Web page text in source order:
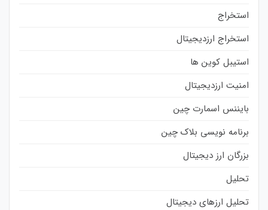
استخراج
استخراج ارزدیجیتال
استیبل کوین ها
امنیت ارزدیجیتال
بایننس اسمارت چین
برنامه نویسی بلاک چین
بزرگان ارز دیجیتال
تحلیل
تحلیل ارزهای دیجیتال